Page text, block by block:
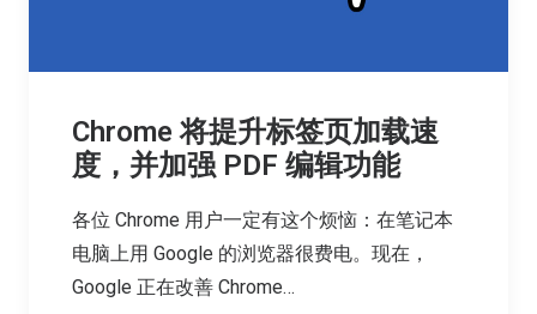
Chrome 将提升标签页加载速
度，并加强 PDF 编辑功能
各位 Chrome 用户一定有这个烦恼：在笔记本
电脑上用 Google 的浏览器很费电。现在，
Google 正在改善 Chrome…